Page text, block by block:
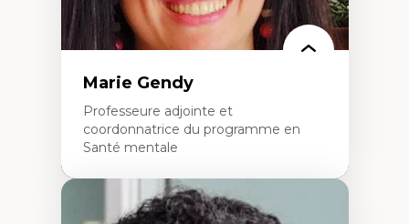
Marie Gendy
Professeure adjointe et
coordonnatrice du programme en
Santé mentale
Expertises